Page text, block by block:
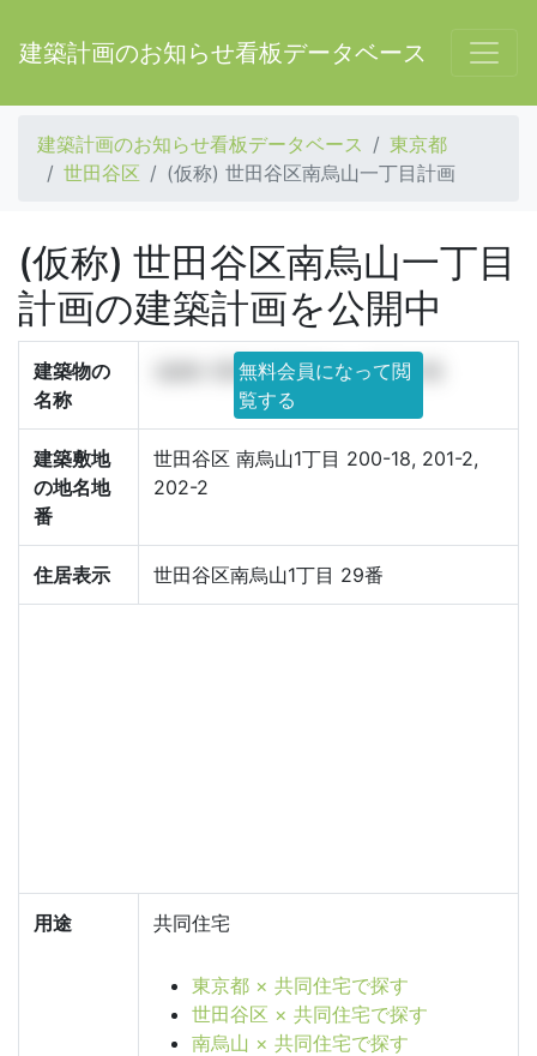
建築計画のお知らせ看板データベース
建築計画のお知らせ看板データベース
東京都
世田谷区
(仮称) 世田谷区南烏山一丁目計画
(仮称) 世田谷区南烏山一丁目
計画の建築計画を公開中
建築物の
名称
(仮称) 世田谷区南烏山一丁目計画
無料会員になって閲
覧する
建築敷地
の地名地
番
世田谷区 南烏山1丁目 200-18, 201-2,
202-2
住居表示 世田谷区南烏山1丁目 29番
用途 共同住宅
東京都 × 共同住宅で探す
世田谷区 × 共同住宅で探す
南烏山 × 共同住宅で探す